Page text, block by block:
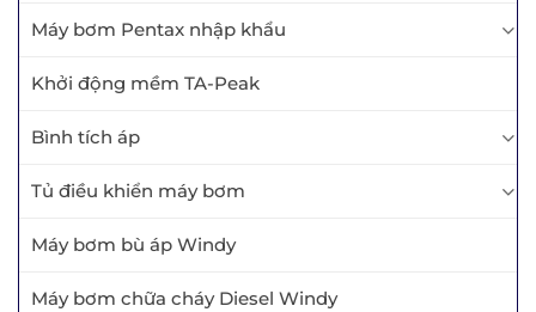
Máy bơm Pentax nhập khẩu
Khởi động mềm TA-Peak
Bình tích áp
Tủ điều khiển máy bơm
Máy bơm bù áp Windy
Máy bơm chữa cháy Diesel Windy